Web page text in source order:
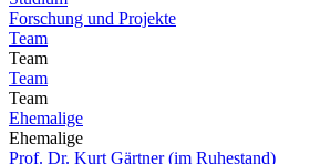
Forschung und Projekte
Team
Team
Team
Team
Ehemalige
Ehemalige
Prof. Dr. Kurt Gärtner (im Ruhestand)